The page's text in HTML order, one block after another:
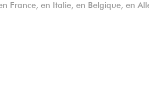
France, en Italie, en Belgique, en